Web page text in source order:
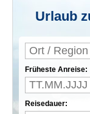
Urlaub
Früheste Anreise:
Reisedauer: